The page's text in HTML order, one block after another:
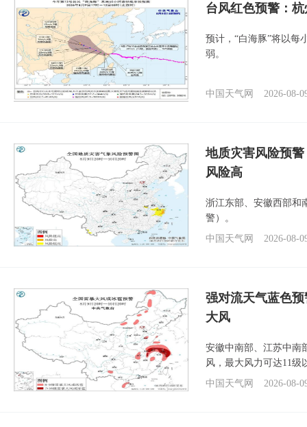
台风红色预警：
预计，“白海豚”将以每
弱。
中国天气网 2026-08-
地质灾害风险预
风险高
浙江东部、安徽西部和
警）。
中国天气网
2026-08-
强对流天气蓝色
大风
安徽中南部、江苏中南
风，最大风力可达11级
中国天气网
2026-08-